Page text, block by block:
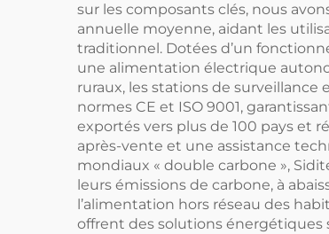
sur les composants clés, nous
annuelle moyenne, aidant les
traditionnel. Dotées d’un
une alimentation électrique
ruraux, les stations de
normes CE et ISO 9001,
exportés vers plus de 100 pays et
après-vente et une assistance
mondiaux « double carbone »,
leurs émissions de carbone, à
l’alimentation hors réseau des
offrent des solutions énergétiques